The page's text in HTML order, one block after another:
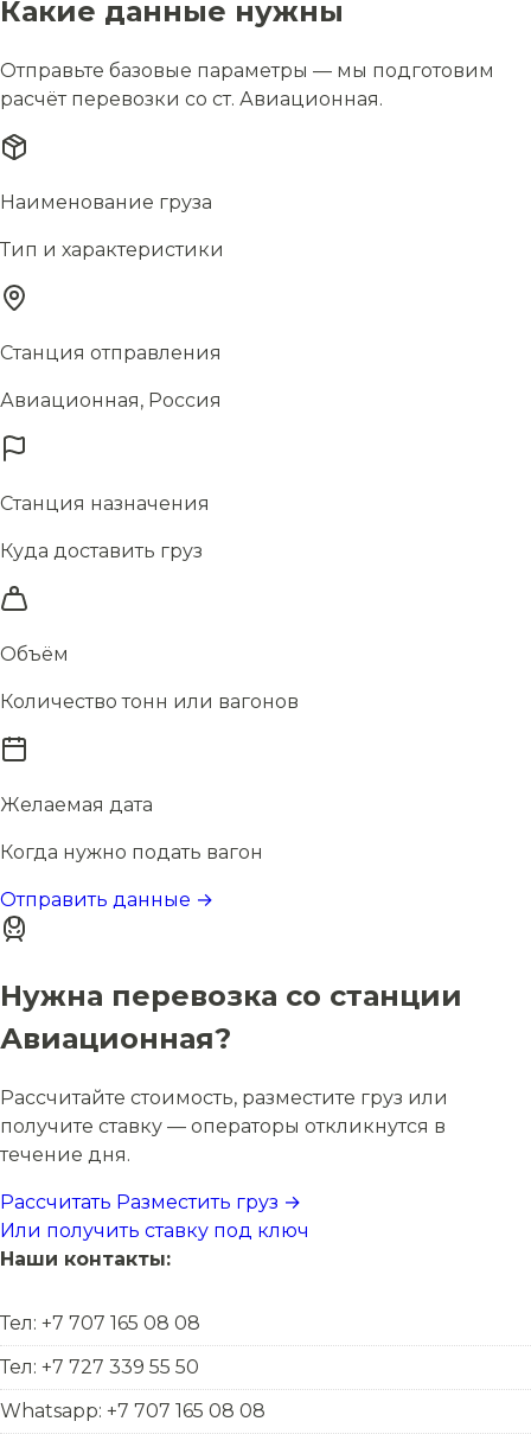
Какие данные нужны
Отправьте базовые параметры — мы подготовим
расчёт перевозки со ст. Авиационная.
Наименование груза
Тип и характеристики
Станция отправления
Авиационная, Россия
Станция назначения
Куда доставить груз
Объём
Количество тонн или вагонов
Желаемая дата
Когда нужно подать вагон
Отправить данные →
Нужна перевозка со станции
Авиационная?
Рассчитайте стоимость, разместите груз или
получите ставку — операторы откликнутся в
течение дня.
Рассчитать Разместить груз →
Или получить ставку под ключ
Наши контакты:
Тел: +7 707 165 08 08
Тел: +7 727 339 55 50
Whatsapp: +7 707 165 08 08